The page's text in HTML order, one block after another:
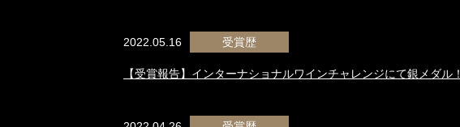
2022.05.16 受賞歴
【受賞報告】インターナショナルワインチャレンジにて銀メダル！